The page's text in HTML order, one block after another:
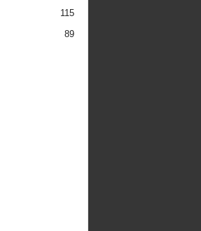
115
89